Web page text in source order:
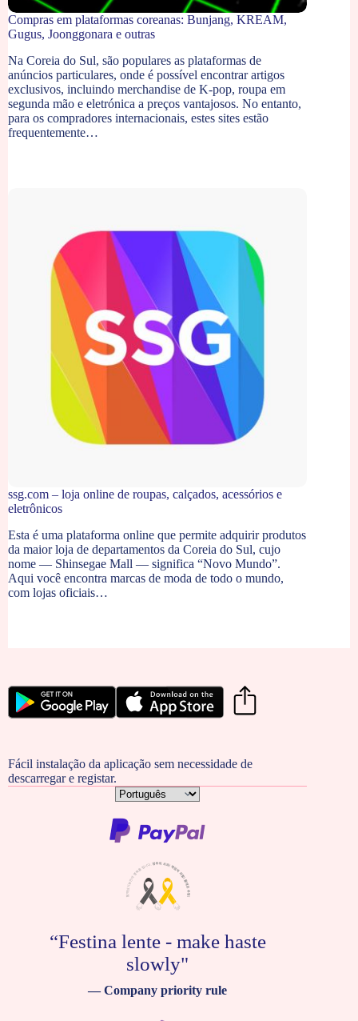
Compras em plataformas coreanas: Bunjang, KREAM,
Gugus, Joonggonara e outras
Na Coreia do Sul, são populares as plataformas de
anúncios particulares, onde é possível encontrar artigos
exclusivos, incluindo merchandise de K-pop, roupa em
segunda mão e eletrónica a preços vantajosos. No entanto,
para os compradores internacionais, estes sites estão
frequentemente…
ssg.com – loja online de roupas, calçados, acessórios e
eletrônicos
Esta é uma plataforma online que permite adquirir produtos
da maior loja de departamentos da Coreia do Sul, cujo
nome — Shinsegae Mall — significa “Novo Mundo”.
Aqui você encontra marcas de moda de todo o mundo,
com lojas oficiais…
Fácil instalação da aplicação sem necessidade de
descarregar e registar.
Escolha
um
idioma
“Festina lente - make haste
slowly"
— Company priority rule